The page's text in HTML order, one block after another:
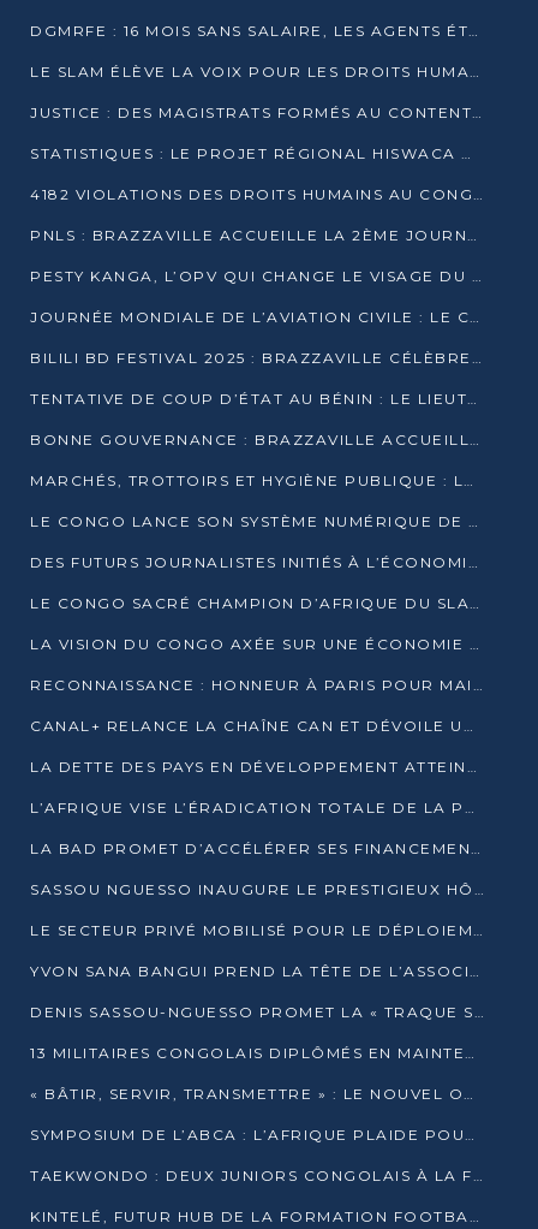
DGMRFE : 16 MOIS SANS SALAIRE, LES AGENTS ÉTOUFFENT DANS LE SILENCE
LE SLAM ÉLÈVE LA VOIX POUR LES DROITS HUMAINS À BRAZZAVILLE
JUSTICE : DES MAGISTRATS FORMÉS AU CONTENTIEUX DE LA PROPRIÉTÉ INTELLECTUELLE
STATISTIQUES : LE PROJET RÉGIONAL HISWACA OFFICIELLEMENT LANCÉ AU CONGO
4182 VIOLATIONS DES DROITS HUMAINS AU CONGO EN 2025 SELON LE CAD
PNLS : BRAZZAVILLE ACCUEILLE LA 2ÈME JOURNÉE SCIENTIFIQUE SUR LE VIH/SIDA
PESTY KANGA, L’OPV QUI CHANGE LE VISAGE DU REPORTAGE AU CONGO
JOURNÉE MONDIALE DE L’AVIATION CIVILE : LE CONGO MISE SUR L’INNOVATION ET LA SÉCURITÉ
BILILI BD FESTIVAL 2025 : BRAZZAVILLE CÉLÈBRE DIX ANS DE CRÉATION GRAPHIQUE AFRICAINE
TENTATIVE DE COUP D’ÉTAT AU BÉNIN : LE LIEUTENANT-COLONEL TIGRI S’AUTOPROCLAME CHEF D’UN COMITÉ MILITAIRE
BONNE GOUVERNANCE : BRAZZAVILLE ACCUEILLE LES PREMIÈRES JOURNÉES CONGOLAISES DE L’ÉVALUATION
MARCHÉS, TROTTOIRS ET HYGIÈNE PUBLIQUE : LE GOUVERNEMENT DURCIT LE TON
LE CONGO LANCE SON SYSTÈME NUMÉRIQUE DE VÉRIFICATION DU BOIS
DES FUTURS JOURNALISTES INITIÉS À L’ÉCONOMIE BLEUE DURABLE
LE CONGO SACRÉ CHAMPION D’AFRIQUE DU SLAM 2025
LA VISION DU CONGO AXÉE SUR UNE ÉCONOMIE BAS CARBONE AU RENDEZ-VOUS DE MONACO 2025
RECONNAISSANCE : HONNEUR À PARIS POUR MAIXENT RAOUL OMINGA
CANAL+ RELANCE LA CHAÎNE CAN ET DÉVOILE UNE OFFRE EXCEPTIONNELLE POUR DÉCEMBRE
LA DETTE DES PAYS EN DÉVELOPPEMENT ATTEINT UN SOMMET HISTORIQUE ENTRE 2022 ET 2024
L’AFRIQUE VISE L’ÉRADICATION TOTALE DE LA POLIOMYÉLITE D’ICI 2026
LA BAD PROMET D’ACCÉLÉRER SES FINANCEMENTS AVEC LE MINISTÈRE DE L’ASSAINISSEMENT
SASSOU NGUESSO INAUGURE LE PRESTIGIEUX HÔTEL KEMPINSKI BRAZZAVILLE
LE SECTEUR PRIVÉ MOBILISÉ POUR LE DÉPLOIEMENT DE 19 MINI-CENTRALES SOLAIRES
YVON SANA BANGUI PREND LA TÊTE DE L’ASSOCIATION DES BANQUES CENTRALES AFRICAINES
DENIS SASSOU-NGUESSO PROMET LA « TRAQUE SANS RELÂCHE » DU GRAND BANDITISME
13 MILITAIRES CONGOLAIS DIPLÔMÉS EN MAINTENANCE INDUSTRIELLE APRÈS TROIS ANS DE FORMATION À L’UNIVERSITÉ MARIEN-NGOUABI
« BÂTIR, SERVIR, TRANSMETTRE » : LE NOUVEL OUVRAGE QUI INTERPELLE LES COLLECTIVITÉS
SYMPOSIUM DE L’ABCA : L’AFRIQUE PLAIDE POUR UN FINANCEMENT CLIMATIQUE ÉQUITABLE
TAEKWONDO : DEUX JUNIORS CONGOLAIS À LA FINALE D’OPEN SYRIES 2025 À ABIDJAN
KINTELÉ, FUTUR HUB DE LA FORMATION FOOTBALLISTIQUE AFRICAINE ?